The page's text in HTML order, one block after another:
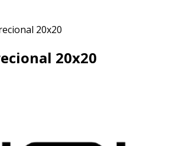
20x20
20x20